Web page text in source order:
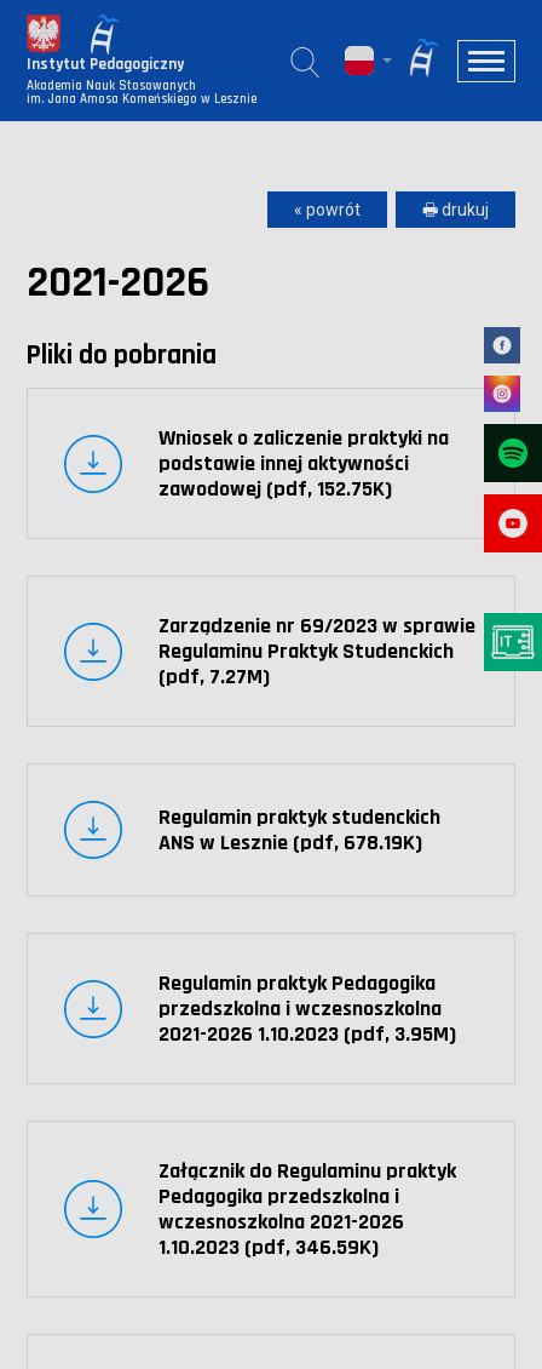
Instytut Pedagogiczny
Akademia Nauk Stosowanych
im. Jana Amosa Komeńskiego w Lesznie
« powrót 🖶 drukuj
2021-2026
Pliki do pobrania
Wniosek o zaliczenie praktyki na
podstawie innej aktywności
zawodowej (pdf, 152.75K)
Zarządzenie nr 69/2023 w sprawie
Regulaminu Praktyk Studenckich
(pdf, 7.27M)
Regulamin praktyk studenckich
ANS w Lesznie (pdf, 678.19K)
Regulamin praktyk Pedagogika
przedszkolna i wczesnoszkolna
2021-2026 1.10.2023 (pdf, 3.95M)
Załącznik do Regulaminu praktyk
Pedagogika przedszkolna i
wczesnoszkolna 2021-2026
1.10.2023 (pdf, 346.59K)